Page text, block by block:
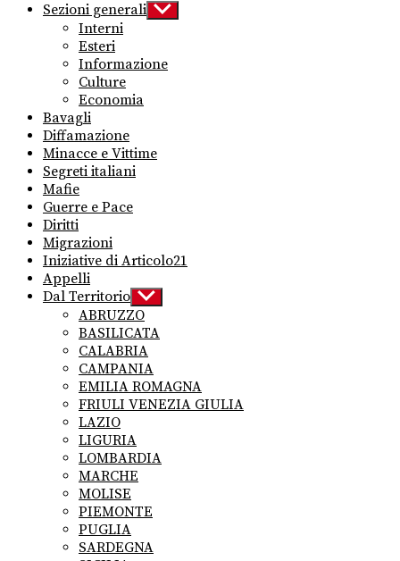
Sezioni generali Show
sub
Interni
Esteri
Informazione
Culture
Economia
Bavagli
Diffamazione
Minacce e Vittime
Segreti italiani
Mafie
Guerre e Pace
Diritti
Migrazioni
Iniziative di Articolo21
Appelli
Dal Territorio Show
sub
menu
ABRUZZO
BASILICATA
CALABRIA
CAMPANIA
EMILIA ROMAGNA
FRIULI VENEZIA GIULIA
LAZIO
LIGURIA
LOMBARDIA
MARCHE
MOLISE
PIEMONTE
PUGLIA
SARDEGNA